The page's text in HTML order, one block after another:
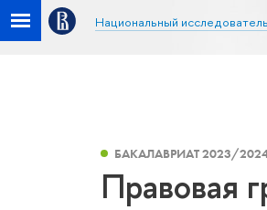
Национальный
БАКАЛАВРИАТ 2023/
Правовая